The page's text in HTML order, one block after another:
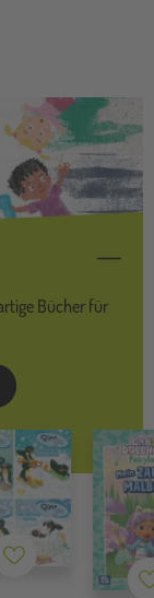
Bücher für
Merkzettel